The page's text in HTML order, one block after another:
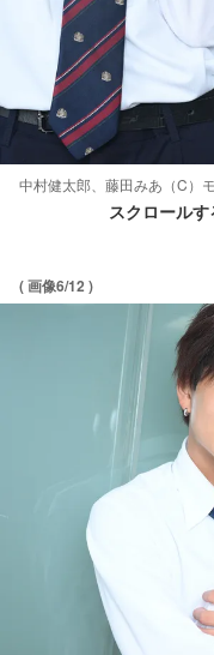
中村健太郎、藤田みあ（C）
スクロール
( 画像6/12 )